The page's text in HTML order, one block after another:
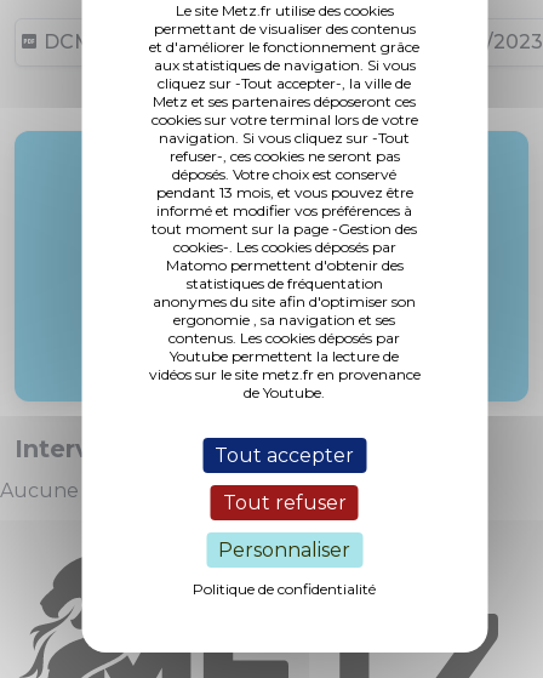
Le site Metz.fr utilise des cookies
permettant de visualiser des contenus
et d'améliorer le fonctionnement grâce
aux statistiques de navigation. Si vous
cliquez sur -Tout accepter-, la ville de
Metz et ses partenaires déposeront ces
cookies sur votre terminal lors de votre
navigation. Si vous cliquez sur -Tout
refuser-, ces cookies ne seront pas
déposés. Votre choix est conservé
pendant 13 mois, et vous pouvez être
informé et modifier vos préférences à
tout moment sur la page -Gestion des
cookies-. Les cookies déposés par
Matomo permettent d'obtenir des
statistiques de fréquentation
anonymes du site afin d'optimiser son
ergonomie , sa navigation et ses
contenus. Les cookies déposés par
Youtube permettent la lecture de
vidéos sur le site metz.fr en provenance
de Youtube.
Tout accepter
Tout refuser
Personnaliser
Politique de confidentialité
DCM N°23-09-28-24 (73,13 ko, publié le 27/09/
Rapporteur :
M. Tahri
Interventions :
Aucune intervention